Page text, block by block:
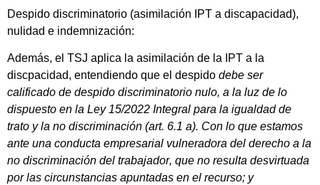
Despido discriminatorio (asimilación IPT a discapacidad),
nulidad e indemnización:
Además, el TSJ aplica la asimilación de la IPT a la
discpacidad, entendiendo que el despido debe ser
calificado de despido discriminatorio nulo, a la luz de lo
dispuesto en la Ley 15/2022 Integral para la igualdad de
trato y la no discriminación (art. 6.1 a). Con lo que estamos
ante una conducta empresarial vulneradora del derecho a la
no discriminación del trabajador, que no resulta desvirtuada
por las circunstancias apuntadas en el recurso; y